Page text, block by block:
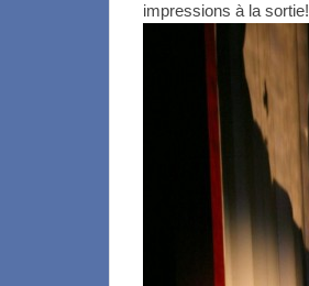
impressions à la sortie!